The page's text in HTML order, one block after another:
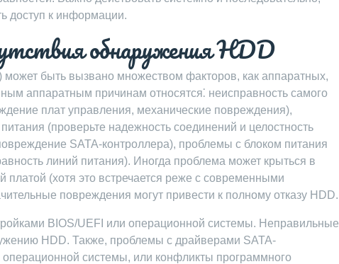
доступ к информации.
обнаружения HDD
может быть вызвано множеством факторов, как аппаратных,
аппаратным причинам относятся⁚ неисправность самого
плат управления, механические повреждения),
(проверьте надежность соединений и целостность
SATA-контроллера), проблемы с блоком питания
линий питания). Иногда проблема может крыться в
платой (хотя это встречается реже с современными
повреждения могут привести к полному отказу HDD.
BIOS/UEFI или операционной системы. Неправильные
HDD. Также, проблемы с драйверами SATA-
системы, или конфликты программного